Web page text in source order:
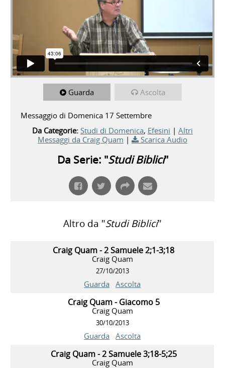
Guarda Ascolta
Messaggio di Domenica 17 Settembre
Da Categorie: Studi di Domenica, Efesini | Altri
Messaggi da Craig Quam | Scarica Audio
Da Serie: "Studi Biblici"
Altro da "Studi Biblici"
Craig Quam - 2 Samuele 2;1-3;18
Craig Quam
27/10/2013
Guarda Ascolta
Craig Quam - Giacomo 5
Craig Quam
30/10/2013
Guarda Ascolta
Craig Quam - 2 Samuele 3;18-5;25
Craig Quam